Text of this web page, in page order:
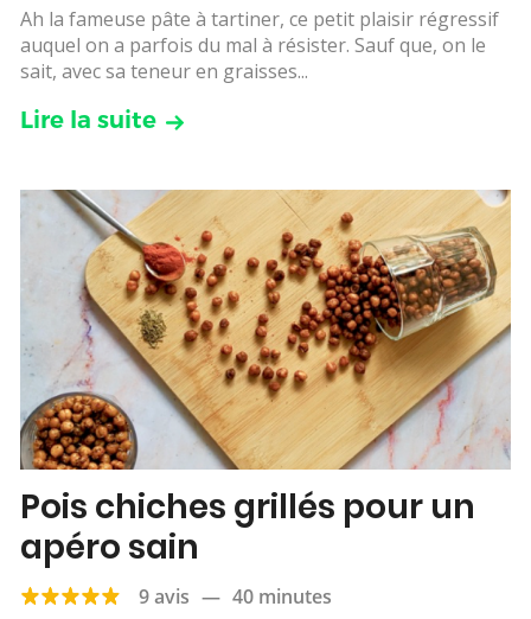
Ah la fameuse pâte à tartiner, ce petit plaisir régressif
auquel on a parfois du mal à résister. Sauf que, on le
sait, avec sa teneur en graisses...
Lire la suite
Pois chiches grillés pour un
apéro sain
9 avis — 40 minutes